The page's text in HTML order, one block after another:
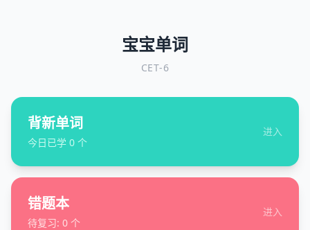
宝宝单词
CET-6
背新单词
今日已学 0 个
进入
错题本
待复习: 0 个
进入